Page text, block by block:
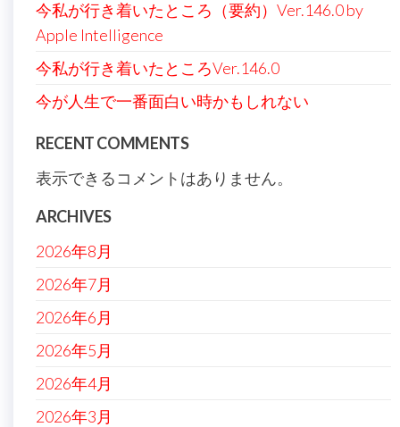
今私が行き着いたところ（要約）Ver.146.0 by
Apple Intelligence
今私が行き着いたところVer.146.0
今が人生で一番面白い時かもしれない
RECENT COMMENTS
表示できるコメントはありません。
ARCHIVES
2026年8月
2026年7月
2026年6月
2026年5月
2026年4月
2026年3月